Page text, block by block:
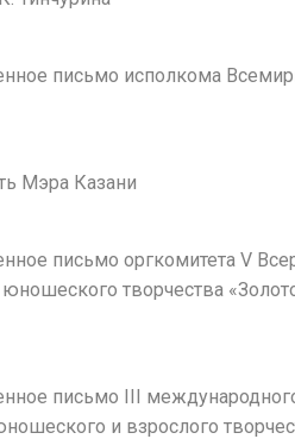
письмо исполкома
Мэра Казани
письмо оргкомитета V
творчества
письмо III
и взрослого